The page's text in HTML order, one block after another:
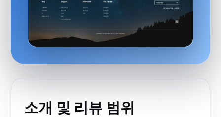
소개 및 리뷰 범위